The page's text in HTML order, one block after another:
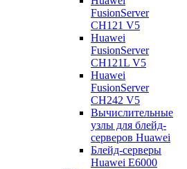
FusionServer
CH121 V5
Huawei
FusionServer
CH121L V5
Huawei
FusionServer
CH242 V5
Вычислительные
узлы для блейд-
серверов Huawei
Блейд-серверы
Huawei E6000